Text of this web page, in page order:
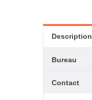
Description
Bureau
Contact